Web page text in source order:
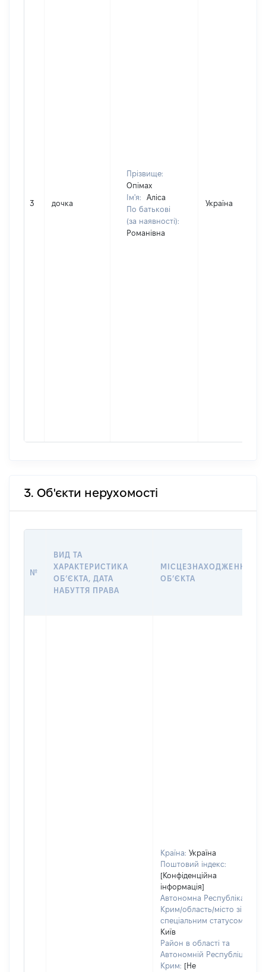
3 дочка
Прізвище:
Опімах
Ім'я:
Аліса
По батькові
(за наявності):
Романівна
Україна
3. Об'єкти нерухомості
№
ВИД ТА
ХАРАКТЕРИСТИКА
ОБʼЄКТА, ДАТА
НАБУТТЯ ПРАВА
МІСЦЕЗНАХОДЖЕННЯ
ОБʼЄКТА
Країна: Україна
Поштовий індекс:
[Конфіденційна
інформація]
Автономна Республіка
Крим/область/місто зі
спеціальним статусом:
Київ
Район в області та
Автономній Республіці
Крим: [Не